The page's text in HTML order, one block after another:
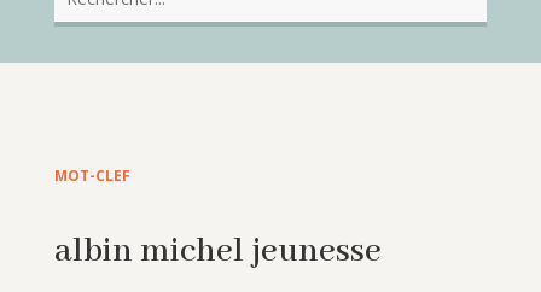
MOT-CLEF
albin michel jeunesse